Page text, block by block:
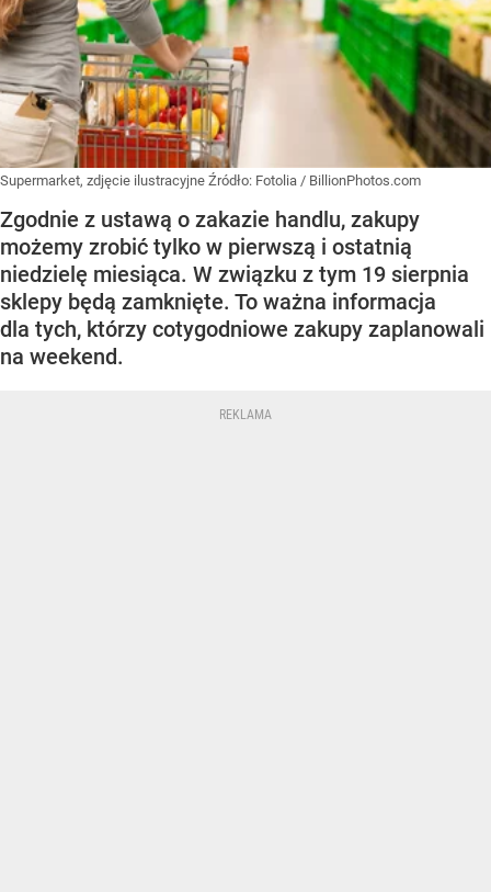
Supermarket, zdjęcie ilustracyjne Źródło: Fotolia / BillionPhotos.com
Zgodnie z ustawą o zakazie handlu, zakupy
możemy zrobić tylko w pierwszą i ostatnią
niedzielę miesiąca. W związku z tym 19 sierpnia
sklepy będą zamknięte. To ważna informacja
dla tych, którzy cotygodniowe zakupy zaplanowali
na weekend.